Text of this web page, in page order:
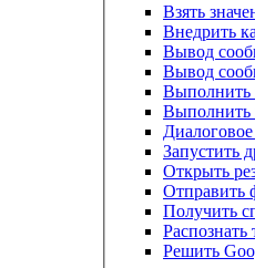
Взять
Внедрить
Вывод
Вывод
Выполнить
Выполнить
Запустить
Открыть
Отправить
Получить
Распознать
Решить